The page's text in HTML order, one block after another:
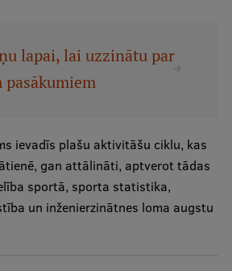
lapai, lai uzzinātu par
ievadīs plašu aktivitāšu ciklu, kas
gan attālināti, aptverot tādas
sportā, sporta statistika,
un inženierzinātnes loma augstu